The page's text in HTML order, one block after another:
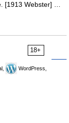
[1913 Webster] …
18+
WordPress,